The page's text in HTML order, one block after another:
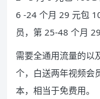
6 -24 个月 29 元包
员，第 25-48 个月
需要全通用流量的以
个，白送两年视频会
本，相当于免费用。